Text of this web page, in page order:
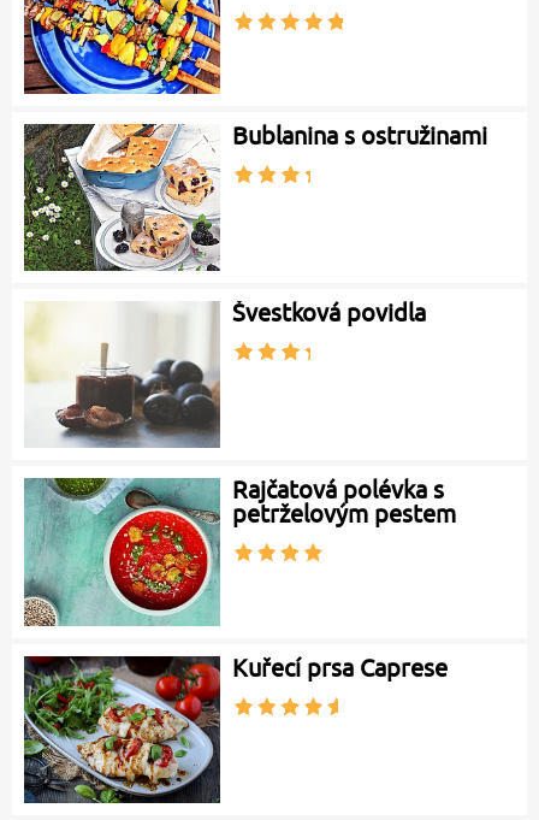
Bublanina s ostružinami
Švestková povidla
Rajčatová polévka s
petrželovým pestem
Kuřecí prsa Caprese